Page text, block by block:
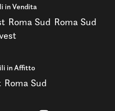
in Vendita
Roma Sud Roma Sud
in Affitto
Roma Sud